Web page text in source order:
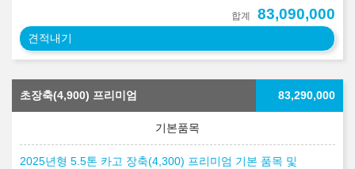
합계 83,090,000
견적내기
초장축(4,900) 프리미엄 83,290,000
2025년형 5.5톤 카고 장축(4,300) 프리미엄 기본 품목 및